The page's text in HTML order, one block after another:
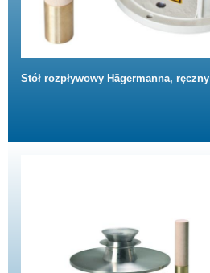
Stół rozpływowy Hägermanna, ręczny